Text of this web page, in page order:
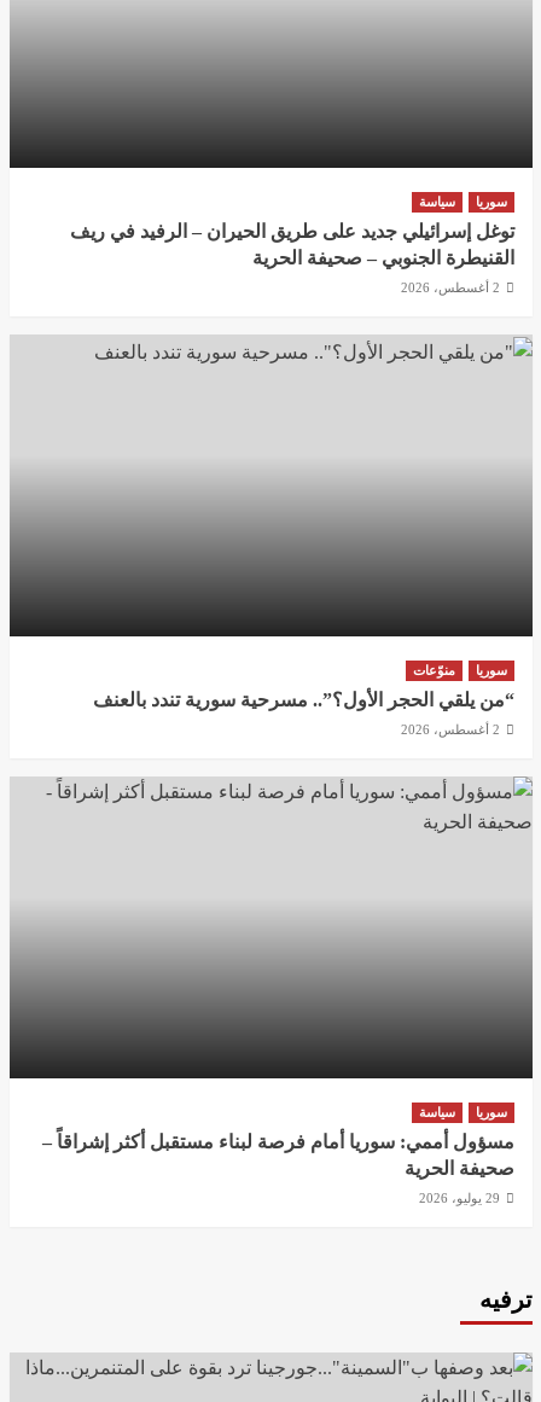
سوريا سياسة
توغل إسرائيلي جديد على طريق الحيران – الرفيد في ريف
القنيطرة الجنوبي – صحيفة الحرية
2 أغسطس، 2026
سوريا منوّعات
“من يلقي الحجر الأول؟”.. مسرحية سورية تندد بالعنف
2 أغسطس، 2026
سوريا سياسة
مسؤول أممي: سوريا أمام فرصة لبناء مستقبل أكثر إشراقاً –
صحيفة الحرية
29 يوليو، 2026
ترفيه